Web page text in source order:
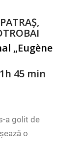
„Eugène
45 min
a golit de
o